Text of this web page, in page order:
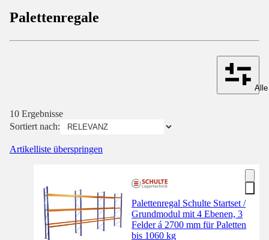
Palettenregale
10 Ergebnisse
Sortiert nach:
Artikelliste überspringen
Palettenregal Schulte Startset /
Grundmodul mit 4 Ebenen, 3
Felder á 2700 mm für Paletten
bis 1060 kg